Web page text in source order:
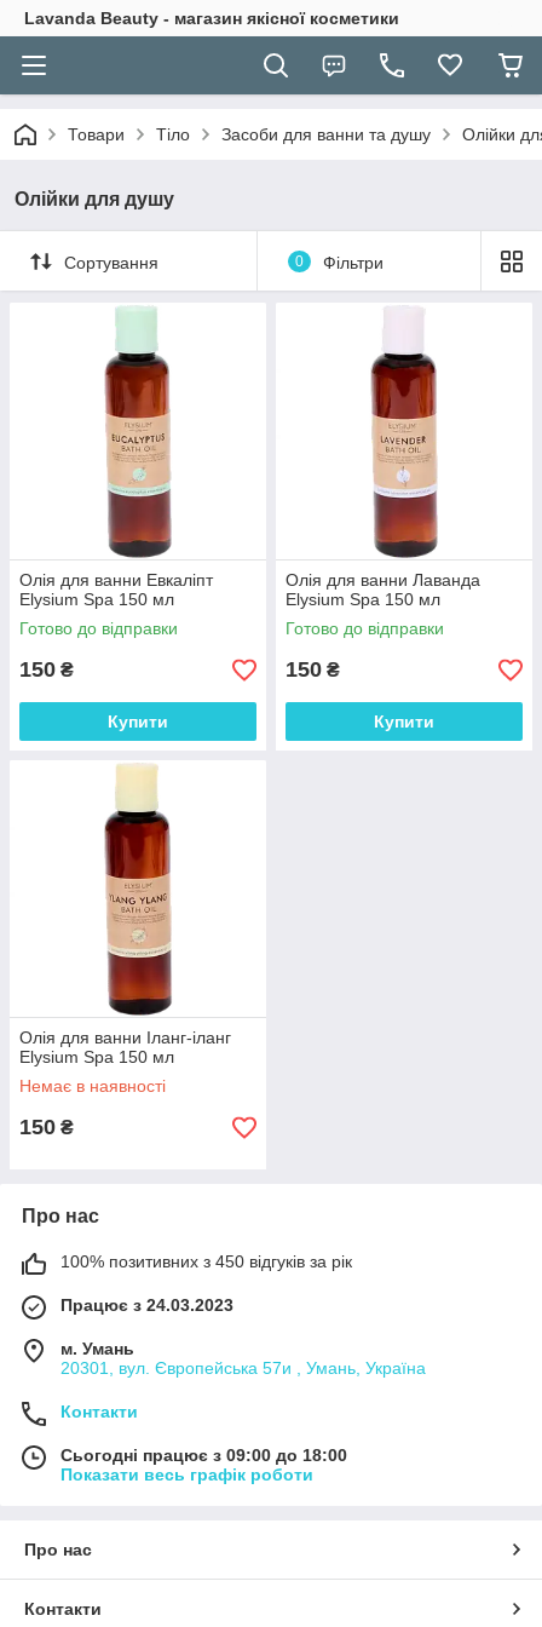
Lavanda Beauty - магазин якісної косметики
Товари Тіло Засоби для ванни та душу Олійки
Олійки для душу
Сортування 0 Фільтри
Олія для ванни Евкаліпт
Elysium Spa 150 мл
Готово до відправки
150 ₴
Купити
Олія для ванни Лаванда
Elysium Spa 150 мл
Готово до відправки
150 ₴
Купити
Олія для ванни Іланг-іланг
Elysium Spa 150 мл
Немає в наявності
150 ₴
Про нас
100% позитивних з 450 відгуків за рік
Працює з 24.03.2023
м. Умань
20301, вул. Європейська 57и , Умань, Україна
Контакти
Сьогодні працює з 09:00 до 18:00
Показати весь графік роботи
Про нас
Контакти